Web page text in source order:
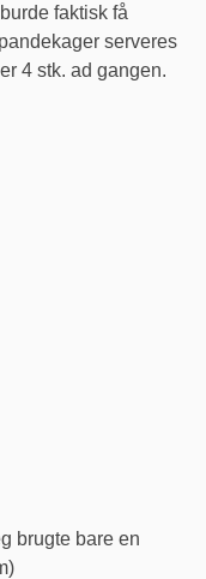
faktisk få
serveres
4 stk. ad gangen.
brugte bare en